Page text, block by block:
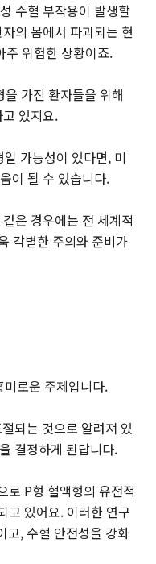
수혈 부작용이 발생할
의 몸에서 파괴되는 현
주 위험한 상황이죠.
가진 환자들을 위해
고 있지요.
가능성이 있다면, 미
이 될 수 있습니다.
은 경우에는 전 세계적
각별한 주의와 준비가
로운 주제입니다.
되는 것으로 알려져 있
을 결정하게 된답니다.
로 P형 혈액형의 유전적
고 있어요. 이러한 연구
고, 수혈 안전성을 강화